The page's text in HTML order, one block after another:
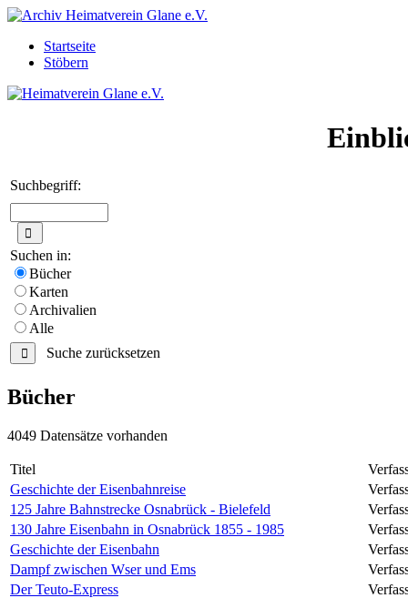
Startseite
Stöbern
Suchbegriff:
Suchen in:
Bücher
Karten
Archivalien
Alle
Suche zurücksetzen
Bücher
4049 Datensätze vorhanden
Titel
Geschichte der Eisenbahnreise
125 Jahre Bahnstrecke Osnabrück - Bielefeld
130 Jahre Eisenbahn in Osnabrück 1855 - 1985
Geschichte der Eisenbahn
Dampf zwischen Wser und Ems
Der Teuto-Express